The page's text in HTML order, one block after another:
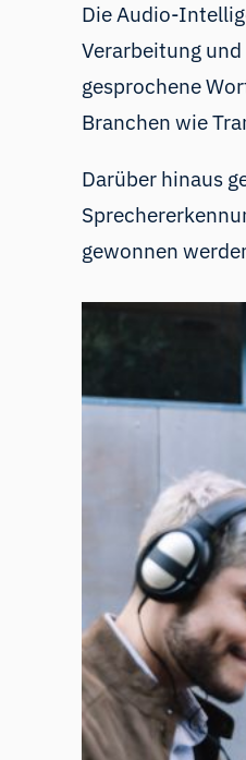
Die Audio-
Verarbeitung
gesprochene
Branchen wie
Darüber hinaus
gewonnen